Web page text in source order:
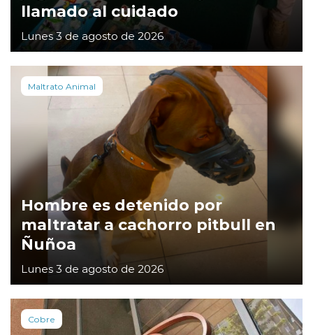
llamado al cuidado
Lunes 3 de agosto de 2026
Maltrato Animal
Hombre es detenido por
maltratar a cachorro pitbull en
Ñuñoa
Lunes 3 de agosto de 2026
Cobre